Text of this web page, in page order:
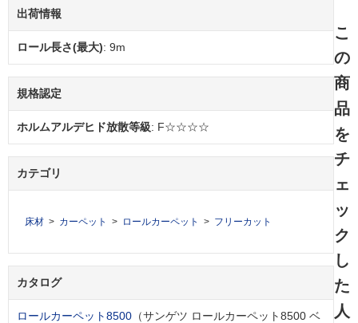
出荷情報
ロール長さ(最大): 9m
規格認定
ホルムアルデヒド放散等級: F☆☆☆☆
カテゴリ
床材 カーペット ロールカーペット フリーカット
カタログ
ロールカーペット8500 （サンゲツ ロールカーペット8500 ベ
こ
の
商
品
を
チ
ェ
ッ
ク
し
た
人